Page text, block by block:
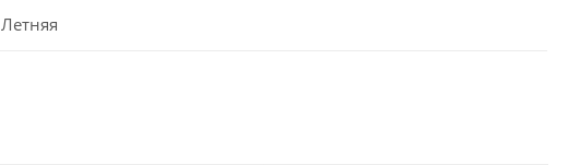
Летняя